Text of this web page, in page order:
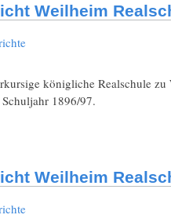
Weilheim
königliche Realschule
1896/97.
Weilheim